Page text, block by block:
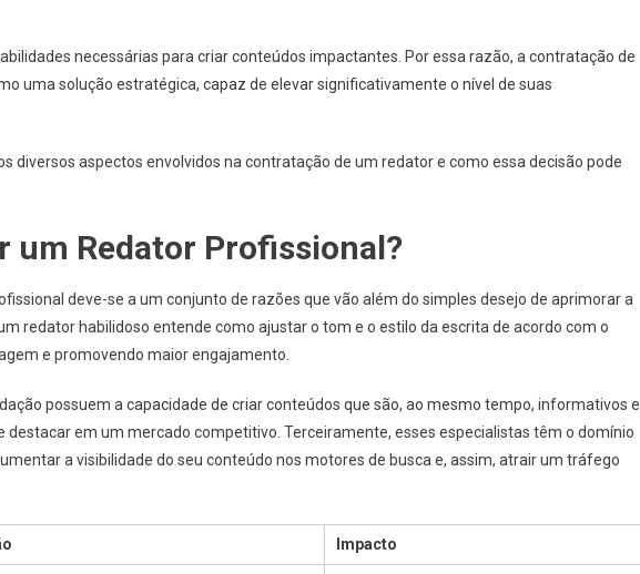
necessárias para criar conteúdos impactantes. Por essa razão, a contratação de
uma solução estratégica, capaz de elevar significativamente o nível de suas
diversos aspectos envolvidos na contratação de um redator e como essa decisão pode
um Redator Profissional?
deve-se a um conjunto de razões que vão além do simples desejo de aprimorar a
redator habilidoso entende como ajustar o tom e o estilo da escrita de acordo com o
e promovendo maior engajamento.
possuem a capacidade de criar conteúdos que são, ao mesmo tempo, informativos e
destacar em um mercado competitivo. Terceiramente, esses especialistas têm o domínio
a visibilidade do seu conteúdo nos motores de busca e, assim, atrair um tráfego
Impacto